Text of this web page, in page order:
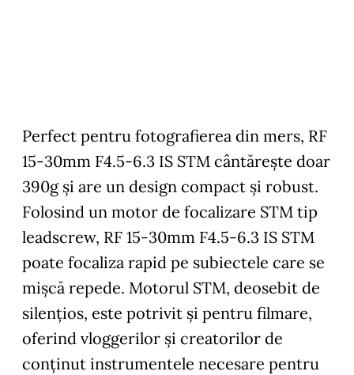
Perfect pentru fotografierea din mers, RF
15-30mm F4.5-6.3 IS STM cântăreşte doar
390g şi are un design compact şi robust.
Folosind un motor de focalizare STM tip
leadscrew, RF 15-30mm F4.5-6.3 IS STM
poate focaliza rapid pe subiectele care se
mişcă repede. Motorul STM, deosebit de
silenţios, este potrivit şi pentru filmare,
oferind vloggerilor şi creatorilor de
conţinut instrumentele necesare pentru